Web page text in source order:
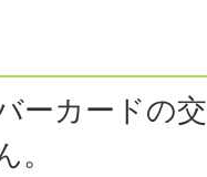
ーカードの